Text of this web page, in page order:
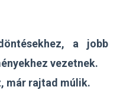
a jobb
vezetnek.
már rajtad múlik.